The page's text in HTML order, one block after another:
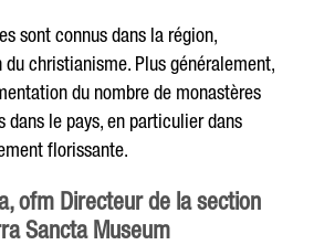
sont connus dans la région,
christianisme. Plus généralement,
du nombre de monastères
dans le pays, en particulier dans
florissante.
ofm Directeur de la section
Sancta Museum